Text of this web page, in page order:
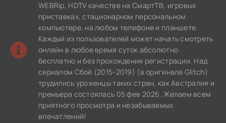
WEBRip, HDTV качестве на СмартТВ, игровых
приставках, стационарном персональном
компьютере, на любом телефоне и планшете.
Каждый из пользователей может начать смотреть
онлайн в любое время суток абсолютно
бесплатно и без прохождения регистрации. Над
сериалом Сбой (2015-2019) (в оригинале Glitch)
трудились уроженцы таких стран, как Австралия и
премьера состоялась 05 фев 2026. Желаем всем
приятного просмотра и незабываемых
впечатлений!